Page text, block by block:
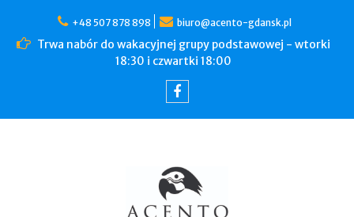
+48 507 878 898 biuro@acento-gdansk.pl
Trwa nabór do wakacyjnej grupy podstawowej - wtorki
18:30 i czwartki 18:00